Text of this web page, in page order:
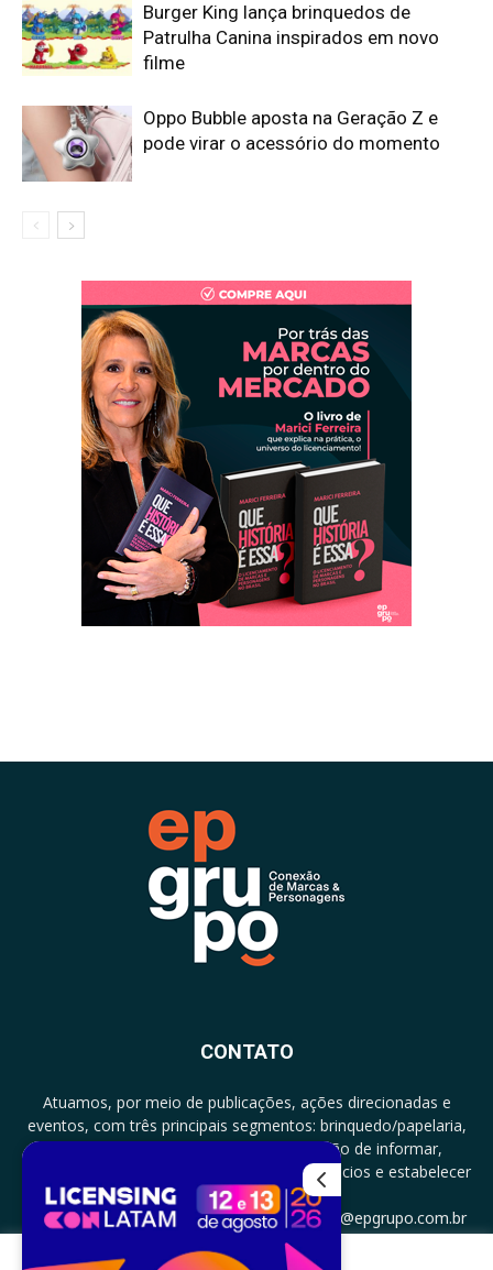
Burger King lança brinquedos de
Patrulha Canina inspirados em novo
filme
Oppo Bubble aposta na Geração Z e
pode virar o acessório do momento
CONTATO
Atuamos, por meio de publicações, ações direcionadas e
eventos, com três principais segmentos: brinquedo/papelaria,
licenciamento e zero a três com a missão de informar,
documentar, proporcionar encontro de negócios e estabelecer
parcerias.
CONTATO: +5511994513097 - atendimento@epgrupo.com.br